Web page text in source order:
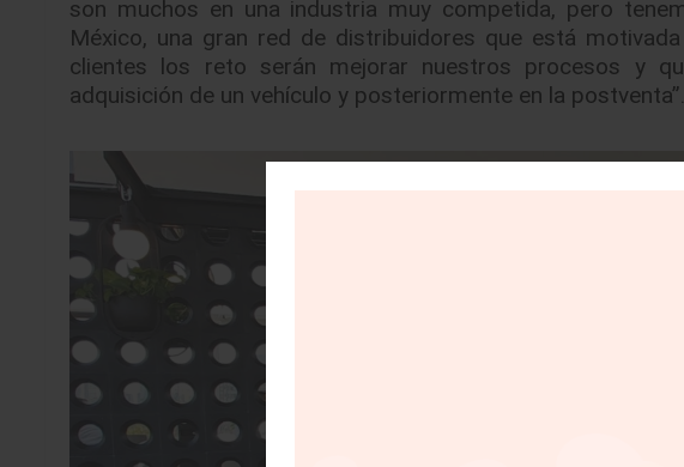
son muchos en una industria muy competida, pero
México, una gran red de distribuidores que está
clientes los reto serán mejorar nuestros procesos y
adquisición de un vehículo y posteriormente en la postventa”.